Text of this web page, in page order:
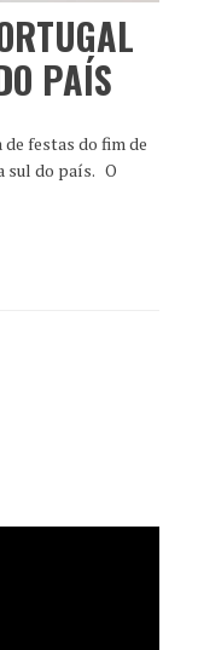
PAÍS
festas do fim de
sul do país. O